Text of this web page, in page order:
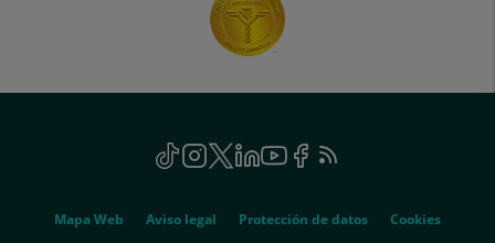
TikTok
Este
enlace
abrirá
Instagram
Este
enlace
abrirá
Twitter
Este
enlace
abrirá
Linkedin
Este
abrirá
Youtube
Este
enlace
abrirá
Facebook
Este
enlace
abrirá
Feed
Este
abrirá
Mapa Web Aviso legal Protección de datos Cookies